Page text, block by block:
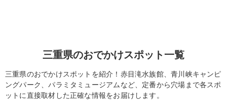
三重県のおでかけスポット一覧
三重県のおでかけスポットを紹介！赤目滝水族館、青川峡キャンピ
ングパーク、パラミタミュージアムなど、定番から穴場まで各スポ
ットに直接取材した正確な情報をお届けします。